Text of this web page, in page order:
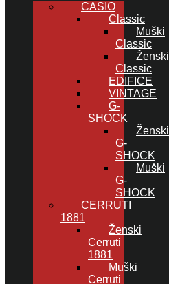
CASIO
Classic
Muški
Classic
Ženski
Classic
EDIFICE
VINTAGE
G-
SHOCK
Ženski
G-
SHOCK
Muški
G-
SHOCK
CERRUTI
1881
Ženski
Cerruti
1881
Muški
Cerruti